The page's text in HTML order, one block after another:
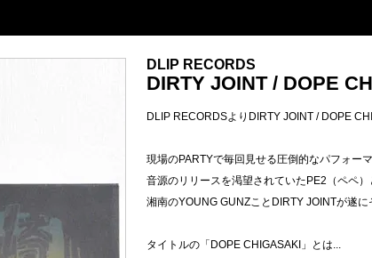
DLIP RECORDS
DIRTY JOINT / DOPE
DLIP RECORDSよりDIRTY JOINT / DOPE
現場のPARTYで毎回見せる圧倒的なパフォーマ
音源のリリースを渇望されていたPE2（ペペ
湘南のYOUNG GUNZことDIRTY JOINTが遂に
タイトルの「DOPE CHIGASAKI」とは...